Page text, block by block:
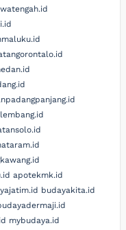
apotekmk.id
budayakita.id
mybudaya.id